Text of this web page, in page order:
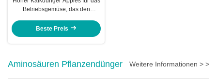
Betriebsgemüse, das den
verzögert
Beste Preis
Aminosäuren Pflanzendünger Weitere Informationen > >